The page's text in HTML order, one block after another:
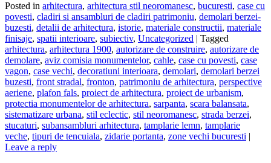
Posted in arhitectura, arhitectura stil neoromanesc, bucuresti, case cu
povesti, cladiri si ansambluri de cladiri patrimoniu, demolari berzei-
buzesti, detalii de arhitectura, istorie, materiale constructii, materiale
finisaje, spatii interioare, subiectiv, Uncategorized | Tagged
arhitectura, arhitectura 1900, autorizare de construire, autorizare de
demolare, aviz comisia monumentelor, cahle, case cu povesti, case
vagon, case vechi, decoratiuni interioara, demolari, demolari berzei
buzesti, front stradal, fronton, patrimoniu de arhitectura, perspective
aeriene, plafon fals, proiect de arhitectura, proiect de urbanism,
protectia monumentelor de arhitectura, sarpanta, scara balansata,
sistematizare urbana, stil eclectic, stil neoromanesc, strada berzei,
stucaturi, subansambluri arhitectura, tamplarie lemn, tamplarie
veche, tipuri de tencuiala, zidarie portanta, zone vechi bucuresti |
Leave a reply